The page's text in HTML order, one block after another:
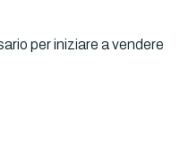
per iniziare a vendere